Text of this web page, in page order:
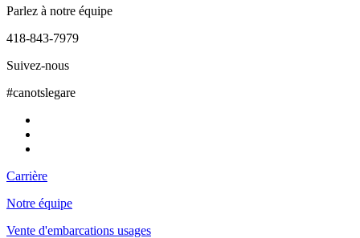
Parlez à notre équipe
418-843-7979
Suivez-nous
#canotslegare
Carrière
Notre équipe
Vente d'embarcations usages